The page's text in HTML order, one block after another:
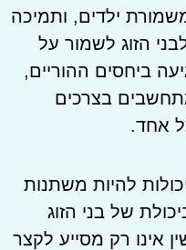
ילדים, ותמיכה
הזוג לשמור על
ביחסים ההוריים,
בצרכים
אחד.
להיות משתנות
של בני הזוג
אינו רק מסייע לקצר